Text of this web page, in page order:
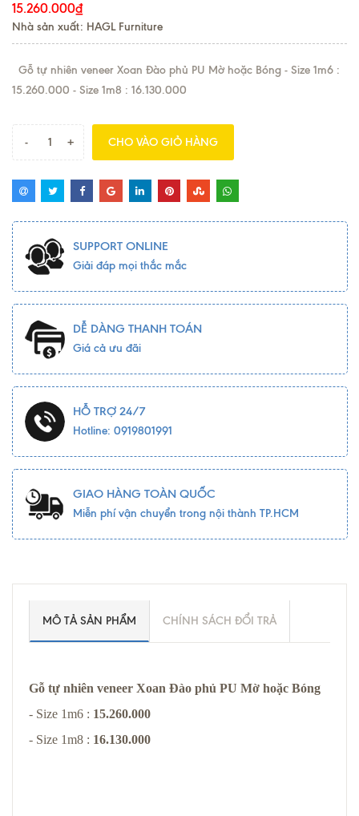
15.260.000₫
Nhà sản xuất: HAGL Furniture
Gỗ tự nhiên veneer Xoan Đào phủ PU Mờ hoặc Bóng - Size 1m6 :
15.260.000 - Size 1m8 : 16.130.000
- + CHO VÀO GIỎ HÀNG
SUPPORT ONLINE
Giải đáp mọi thắc mắc
DỄ DÀNG THANH TOÁN
Giá cả ưu đãi
HỖ TRỢ 24/7
Hotline: 0919801991
GIAO HÀNG TOÀN QUỐC
Miễn phí vận chuyển trong nội thành TP.HCM
MÔ TẢ SẢN PHẨM CHÍNH SÁCH ĐỔI TRẢ
Gỗ tự nhiên veneer Xoan Đào phủ PU Mờ hoặc Bóng
- Size 1m6 : 15.260.000
- Size 1m8 : 16.130.000